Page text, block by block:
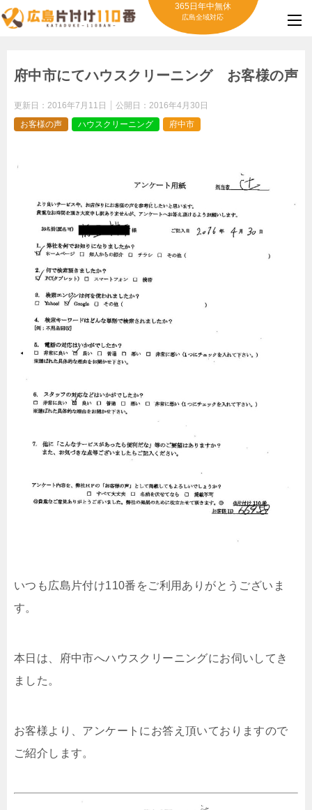
365日年中無休
広島全域対応
府中市にてハウスクリーニング お客様の声
更新日： 2016年7月11日 公開日： 2016年4月30日
お客様の声
ハウスクリーニング 府中市
いつも広島片付け110番をご利用ありがとうございま
す。
本日は、府中市へハウスクリーニングにお伺いしてき
ました。
お客様より、アンケートにお答え頂いておりますので
ご紹介します。